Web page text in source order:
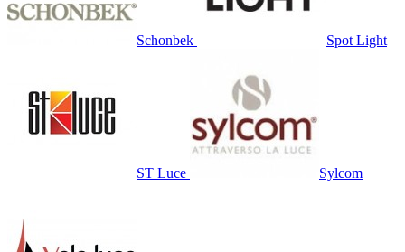
Schonbek Spot Light
ST Luce Sylcom